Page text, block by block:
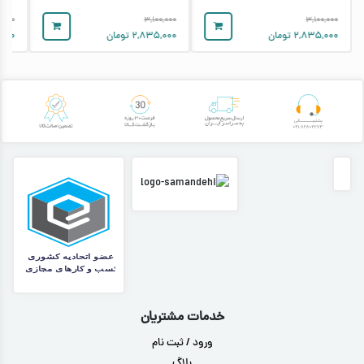
۳,۱۰۰,۰۰۰
۲,۸۳۵,۰۰۰ تومان
۳,۱۰۰,۰۰۰
۲,۸۳۵,۰۰۰ تومان
خدمات مشتریان
ورود / ثبت نام